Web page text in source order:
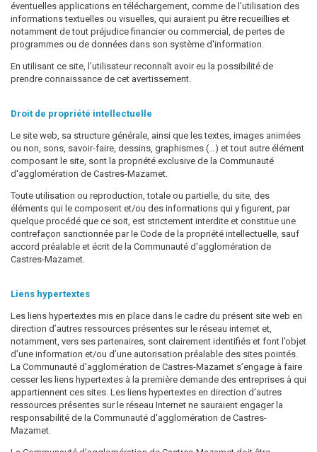
éventuelles applications en téléchargement, comme de l'utilisation des
informations textuelles ou visuelles, qui auraient pu être recueillies et
notamment de tout préjudice financier ou commercial, de pertes de
programmes ou de données dans son système d'information.
En utilisant ce site, l’utilisateur reconnaît avoir eu la possibilité de
prendre connaissance de cet avertissement.
Droit de propriété intellectuelle
Le site web, sa structure générale, ainsi que les textes, images animées
ou non, sons, savoir-faire, dessins, graphismes (…) et tout autre élément
composant le site, sont la propriété exclusive de la Communauté
d'agglomération de Castres-Mazamet.
Toute utilisation ou reproduction, totale ou partielle, du site, des
éléments qui le composent et/ou des informations qui y figurent, par
quelque procédé que ce soit, est strictement interdite et constitue une
contrefaçon sanctionnée par le Code de la propriété intellectuelle, sauf
accord préalable et écrit de la Communauté d'agglomération de
Castres-Mazamet.
Liens hypertextes
Les liens hypertextes mis en place dans le cadre du présent site web en
direction d’autres ressources présentes sur le réseau internet et,
notamment, vers ses partenaires, sont clairement identifiés et font l’objet
d’une information et/ou d’une autorisation préalable des sites pointés.
La Communauté d'agglomération de Castres-Mazamet s’engage à faire
cesser les liens hypertextes à la première demande des entreprises à qui
appartiennent ces sites. Les liens hypertextes en direction d’autres
ressources présentes sur le réseau Internet ne sauraient engager la
responsabilité de la Communauté d'agglomération de Castres-
Mazamet.